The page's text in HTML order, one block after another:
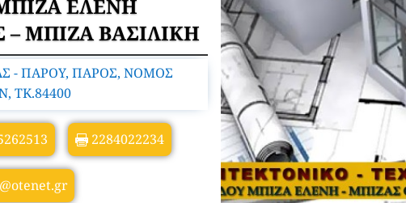
ΕΛΕΝΗ
ΜΠΙΖΑ ΒΑΣΙΛΙΚΗ
- ΠΑΡΟΥ, ΠΑΡΟΣ, ΝΟΜΟΣ
TK.84400
2284022234